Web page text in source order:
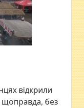
відкрили
щоправда, без